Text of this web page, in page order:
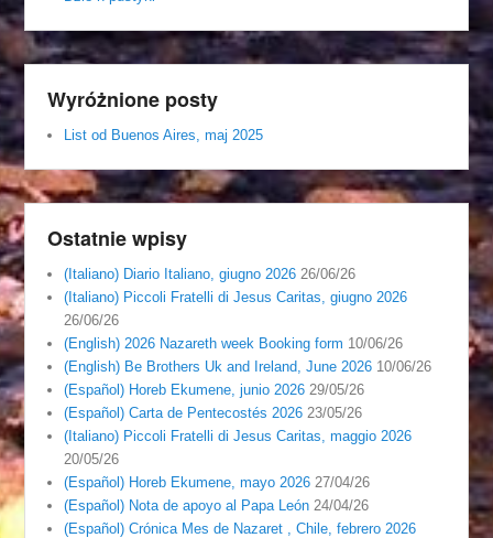
Wyróżnione posty
List od Buenos Aires, maj 2025
Ostatnie wpisy
(Italiano) Diario Italiano, giugno 2026 26/06/26
(Italiano) Piccoli Fratelli di Jesus Caritas, giugno 2026
26/06/26
(English) 2026 Nazareth week Booking form 10/06/26
(English) Be Brothers Uk and Ireland, June 2026 10/06/26
(Español) Horeb Ekumene, junio 2026 29/05/26
(Español) Carta de Pentecostés 2026 23/05/26
(Italiano) Piccoli Fratelli di Jesus Caritas, maggio 2026
20/05/26
(Español) Horeb Ekumene, mayo 2026 27/04/26
(Español) Nota de apoyo al Papa León 24/04/26
(Español) Crónica Mes de Nazaret , Chile, febrero 2026